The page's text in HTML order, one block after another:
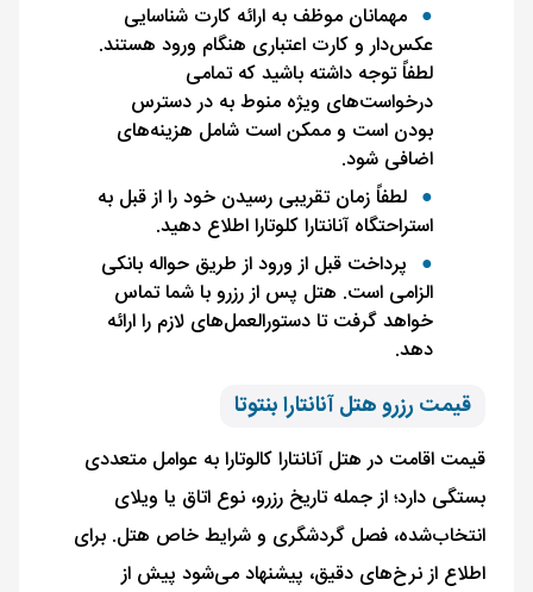
مهمانان موظف به ارائه کارت شناسایی
عکس‌دار و کارت اعتباری هنگام ورود هستند.
لطفاً توجه داشته باشید که تمامی
درخواست‌های ویژه منوط به در دسترس
بودن است و ممکن است شامل هزینه‌های
اضافی شود.
لطفاً زمان تقریبی رسیدن خود را از قبل به
استراحتگاه آنانتارا کلوتارا اطلاع دهید.
پرداخت قبل از ورود از طریق حواله بانکی
الزامی است. هتل پس از رزرو با شما تماس
خواهد گرفت تا دستورالعمل‌های لازم را ارائه
دهد.
قیمت رزرو هتل آنانتارا بنتوتا
قیمت اقامت در هتل آنانتارا کالوتارا به عوامل متعددی
بستگی دارد؛ از جمله تاریخ رزرو، نوع اتاق یا ویلای
انتخاب‌شده، فصل گردشگری و شرایط خاص هتل. برای
اطلاع از نرخ‌های دقیق، پیشنهاد می‌شود پیش از